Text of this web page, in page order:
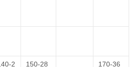
2
150-28
170-36